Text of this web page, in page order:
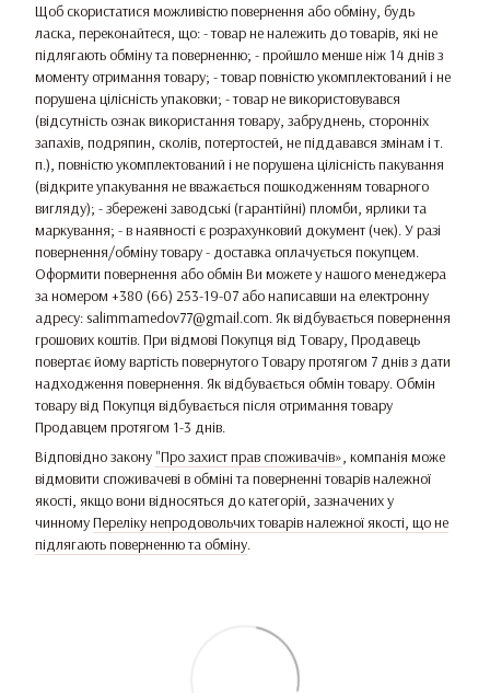
Щоб скористатися можливістю повернення або обміну, будь
ласка, переконайтеся, що: - товар не належить до товарів, які не
підлягають обміну та поверненню; - пройшло менше ніж 14 днів з
моменту отримання товару; - товар повністю укомплектований і не
порушена цілісність упаковки; - товар не використовувався
(відсутність ознак використання товару, забруднень, сторонніх
запахів, подряпин, сколів, потертостей, не піддавався змінам і т.
п.), повністю укомплектований і не порушена цілісність пакування
(відкрите упакування не вважається пошкодженням товарного
вигляду); - збережені заводські (гарантійні) пломби, ярлики та
маркування; - в наявності є розрахунковий документ (чек). У разі
повернення/обміну товару - доставка оплачується покупцем.
Оформити повернення або обмін Ви можете у нашого менеджера
за номером +380 (66) 253-19-07 або написавши на електронну
адресу: salimmamedov77@gmail.com. Як відбувається повернення
грошових коштів. При відмові Покупця від Товару, Продавець
повертає йому вартість повернутого Товару протягом 7 днів з дати
надходження повернення. Як відбувається обмін товару. Обмін
товару від Покупця відбувається після отримання товару
Продавцем протягом 1-3 днів.
Відповідно закону "Про захист прав споживачів», компанія може
відмовити споживачеві в обміні та поверненні товарів належної
якості, якщо вони відносяться до категорій, зазначених у
чинномуПереліку непродовольчих товарів належної якості, що не
підлягають поверненню та обміну.